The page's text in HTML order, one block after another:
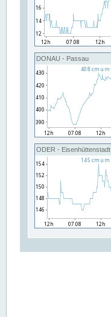
DONAU - Passau
ODER - Eisenhüttenstadt